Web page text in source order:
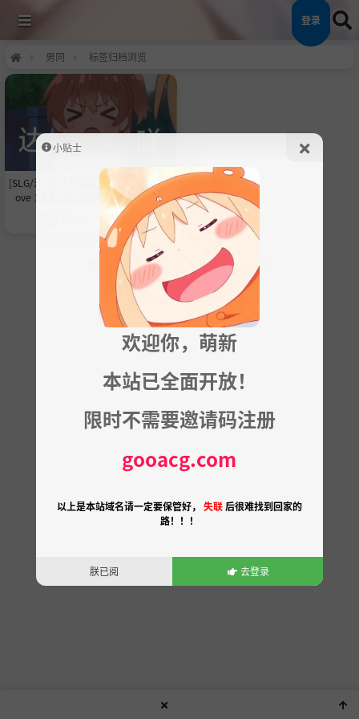
登录
男同 标签归档浏览
[SLG/汉化] 我需要爱 I Need to Be in L
ove 1.4 EA PC+安卓AI汉化版 [4.2G]
4个月前
版权所有 ©狗子次元社区 2025 ⁄ 社区 首页
小贴士
欢迎你，萌新
本站已全面开放！
限时不需要邀请码注册
gooacg.com
以上是本站域名请一定要保管好， 失联 后很难找到回家的
路！！！
朕已阅 去登录